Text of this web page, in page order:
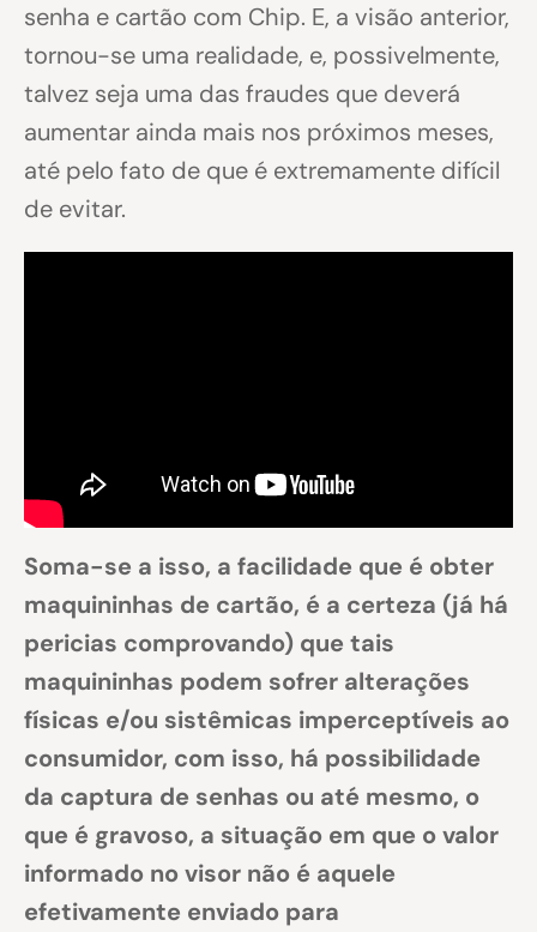
senha e cartão com Chip. E, a visão anterior,
tornou-se uma realidade, e, possivelmente,
talvez seja uma das fraudes que deverá
aumentar ainda mais nos próximos meses,
até pelo fato de que é extremamente difícil
de evitar.
Soma-se a isso, a facilidade que é obter
maquininhas de cartão, é a certeza (já há
pericias comprovando) que tais
maquininhas podem sofrer alterações
físicas e/ou sistêmicas imperceptíveis ao
consumidor, com isso, há possibilidade
da captura de senhas ou até mesmo, o
que é gravoso, a situação em que o valor
informado no visor não é aquele
efetivamente enviado para